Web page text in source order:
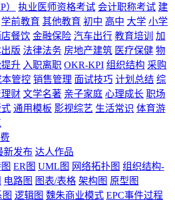
执业医师资格考试 会计职称考试 建
学前教育 其他教育 初中 高中 大学 小学
餐饮 金融保险 汽车出行 教育培训
加
版 法律法务 房地产建筑 医疗保健 物
升 入职离职 OKR-KPI 组织结构 采购
本管控 销售管理 面试技巧 计划总结 综
财 文学名著 亲子家庭 心理成长 职场
通用模板 影视综艺 生活常识 体育游
新发布 达人作品
ER图 UML图 网络拓扑图 组织结构-
电路图 图表/表格 架构图 原型图
逻辑图 魏朱商业模式 EPC事件过程